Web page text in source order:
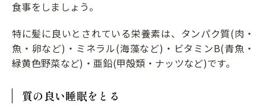
食事をしましょう。
特に髪に良いとされている栄養素は、タンパク質(肉・
魚・卵など)・ミネラル(海藻など)・ビタミンB(青魚・
緑黄色野菜など)・亜鉛(甲殻類・ナッツなど)です。
質の良い睡眠をとる